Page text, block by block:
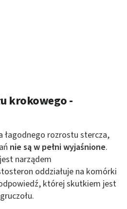
krokowego -
łagodnego rozrostu stercza,
nie są w pełni wyjaśnione.
narządem
oddziałuje na komórki
której skutkiem jest